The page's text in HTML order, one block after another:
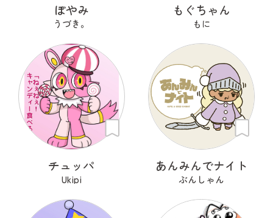
ぽやみ
うづき。
もぐちゃん
もに
チュッパ
Ukipi
あんみんでナイト
ぶんしゃん